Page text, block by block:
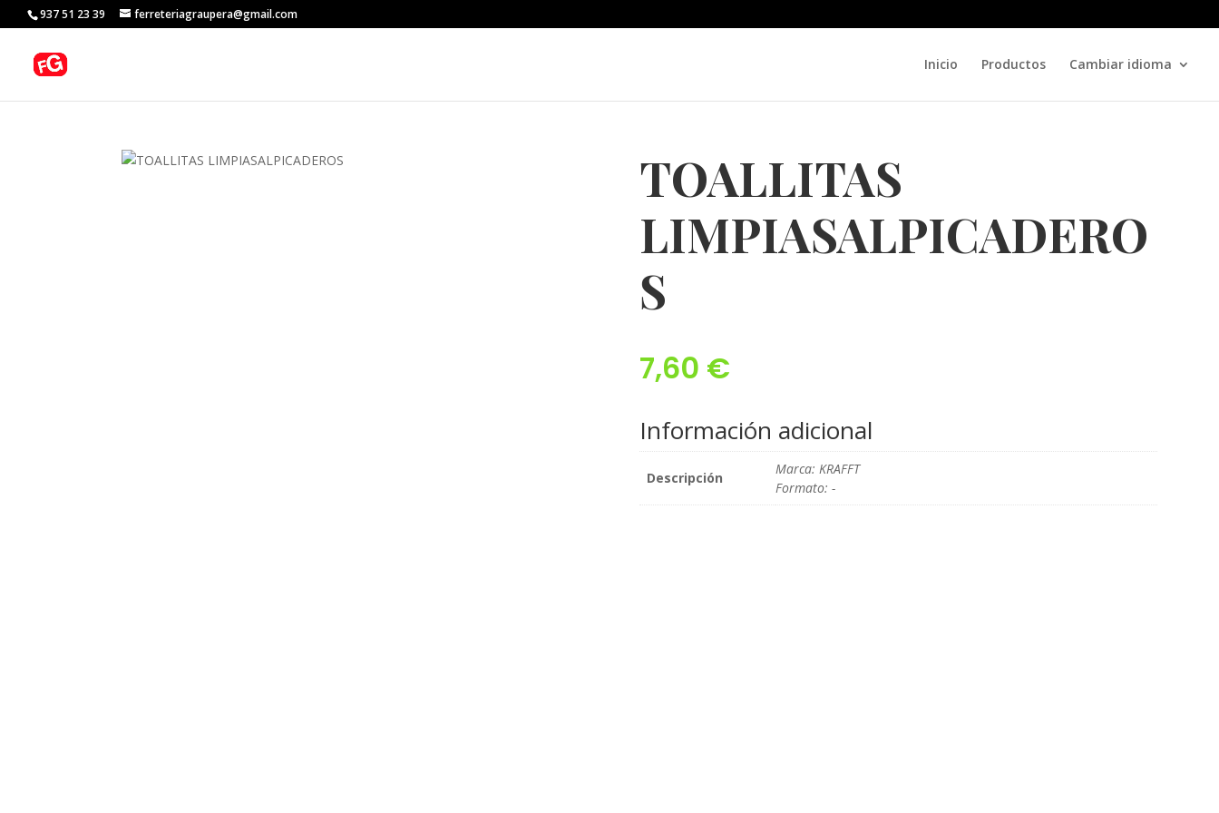
937 51 23 39 ferreteriagraupera@gmail.com
Inicio Productos Cambiar idioma
TOALLITAS
LIMPIASALPICADERO
S
7,60 €
Información adicional
Descripción
Marca: KRAFFT
Formato: -